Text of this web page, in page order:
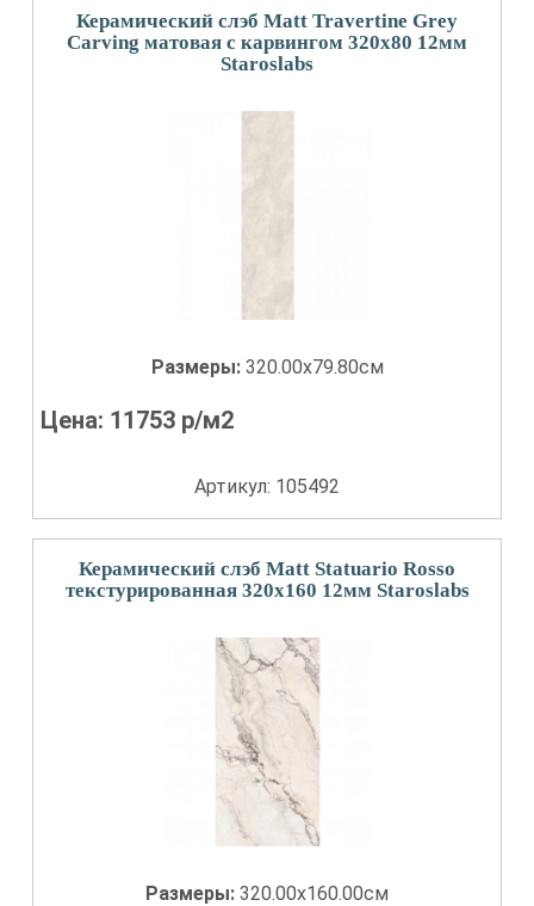
Керамический слэб Matt Travertine Grey
Carving матовая с карвингом 320x80 12мм
Staroslabs
Размеры: 320.00x79.80см
Цена: 11753 р/м2
Артикул: 105492
Керамический слэб Matt Statuario Rosso
текстурированная 320x160 12мм Staroslabs
Размеры: 320.00x160.00см